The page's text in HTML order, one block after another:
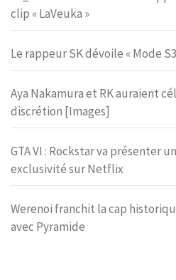
clip « LaVeuka »
Le rappeur SK dévoile « Mode
Aya Nakamura et RK auraient
discrétion [Images]
GTA VI : Rockstar va présenter
exclusivité sur Netflix
Werenoi franchit la cap
avec Pyramide